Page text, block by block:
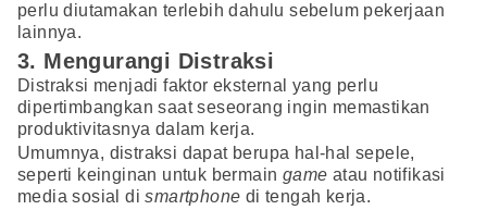
perlu diutamakan terlebih dahulu sebelum pekerjaan
lainnya.
3. Mengurangi Distraksi
Distraksi menjadi faktor eksternal yang perlu
dipertimbangkan saat seseorang ingin memastikan
produktivitasnya dalam kerja.
Umumnya, distraksi dapat berupa hal-hal sepele,
seperti keinginan untuk bermain game atau notifikasi
media sosial dismartphone di tengah kerja.